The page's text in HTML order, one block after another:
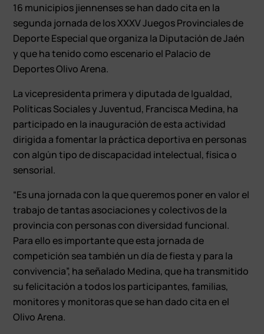
16 municipios jiennenses se han dado cita en la
segunda jornada de los XXXV Juegos Provinciales de
Deporte Especial que organiza la Diputación de Jaén
y que ha tenido como escenario el Palacio de
Deportes Olivo Arena.
La vicepresidenta primera y diputada de Igualdad,
Políticas Sociales y Juventud, Francisca Medina, ha
participado en la inauguración de esta actividad
dirigida a fomentar la práctica deportiva en personas
con algún tipo de discapacidad intelectual, física o
sensorial.
“Es una jornada con la que queremos poner en valor el
trabajo de tantas asociaciones y colectivos de la
provincia con personas con diversidad funcional.
Para ello es importante que esta jornada de
competición sea también un día de fiesta y para la
convivencia”, ha señalado Medina, que ha transmitido
su felicitación a todos los participantes, familias,
monitores y monitoras que se han dado cita en el
Olivo Arena.